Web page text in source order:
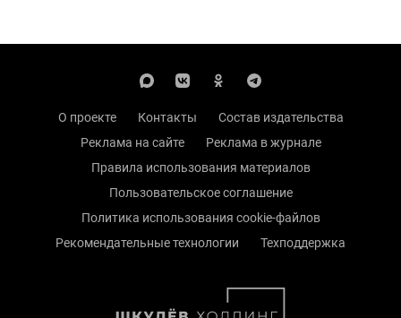
О проекте Контакты
Состав издательства
Реклама на сайте
Реклама в журнале
Правила использования материалов
Пользовательское соглашение
Политика использования cookie-файлов
Рекомендательные технологии
Техподдержка